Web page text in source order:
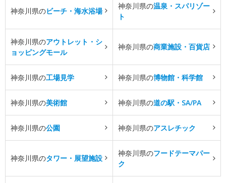
神奈川県のビーチ・海水浴場
神奈川県の温泉・スパリゾー
ト
神奈川県のアウトレット・シ
ョッピングモール
神奈川県の商業施設・百貨店
神奈川県の工場見学 神奈川県の博物館・科学館
神奈川県の美術館 神奈川県の道の駅・SA/PA
神奈川県の公園 神奈川県のアスレチック
神奈川県のタワー・展望施設
神奈川県のフードテーマパー
ク